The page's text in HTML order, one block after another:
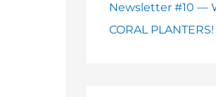
Newsletter #10 —
CORAL PLANTERS!